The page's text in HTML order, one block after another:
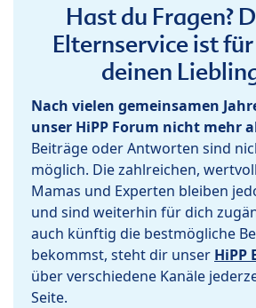
Hast du Fragen?
Elternservice ist
deinen
Nach vielen gemeinsamen
unser HiPP Forum nicht mehr
Beiträge oder Antworten sind
möglich. Die zahlreichen,
Mamas und Experten bleiben
und sind weiterhin für dich
auch künftig die bestmögliche
bekommst, steht dir unser HiPP
über verschiedene Kanäle
Seite.